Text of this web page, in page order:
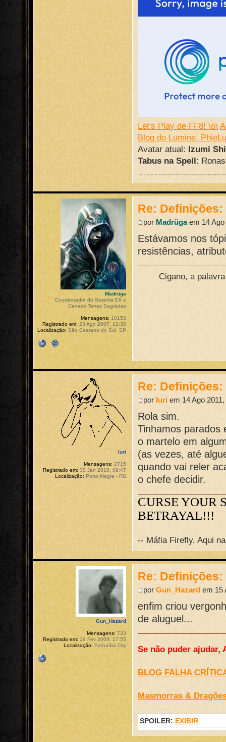
Let's Play de FF8! \o\
Blog do Lumine,
Avatar atual: Izumi
Tabus na Spell:
I return to help burn / Your people's future down / You destroyed my children / You forced my retribution /
Re:
por Madrügaem 14 Ago
Estávamos nos
resistências,
Cigano, a
Madrüga
Coordenador do Sistema E8 e
Cenário Terras Sagradas
Mensagens: 10153
Registrado em: 23 Ago 2007, 12:30
Localização: São Caetano do Sul, SP
Re:
por Iuri em 14 Ago
Rola sim.
Tinhamos parados
o martelo em
(as vezes, até
quando vai reler
o chefe decidir.
CURSE YOUR
BETRAYAL!!!
-- Máfia Firefly. Aqui
Iuri
Mensagens: 2715
Registrado em: 30 Jan 2010, 09:47
Localização: Porto Alegre - RS
Re:
porGun_Hazard em 15
enfim criou
de aluguel...
Se não puder ajudar,
BLOG FALHA
Masmorras &
SPOILER: EXIBIR
Gun_Hazard
Mensagens: 733
Registrado em: 19 Fev 2008, 17:55
Localização: Parnaíba City